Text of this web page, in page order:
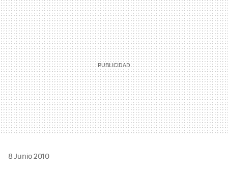
MAIL
8 Junio 2010